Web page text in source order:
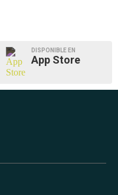
DISPONIBLE EN
App Store